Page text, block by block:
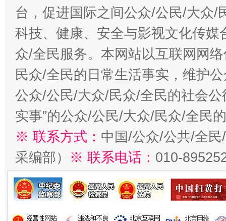
台，促进国际之间公众/公民/大众/
科技、健康、安全与影视文化传
众/全民服务。本网站以互联网网
民众/全民的日常生活事实，维护
公众/公民/大众/民众/全民的社会公
实事”的公众/公民/大众/民众/全民
※ 联系方式： 中国/公众/公共/全
采编部） ※ 联系电话： 010-